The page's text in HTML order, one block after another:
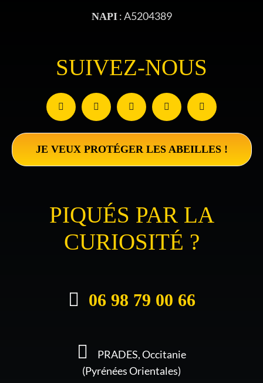
NAPI: A5204389
SUIVEZ-NOUS
JE VEUX PROTÉGER LES ABEILLES !
PIQUÉS PAR LA
CURIOSITÉ ?
06 98 79 00 66
PRADES, Occitanie
(Pyrénées Orientales)